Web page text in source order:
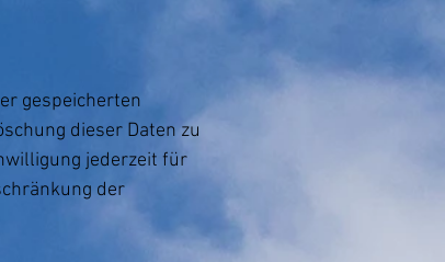
gespeicherten
dieser Daten zu
jederzeit für
der